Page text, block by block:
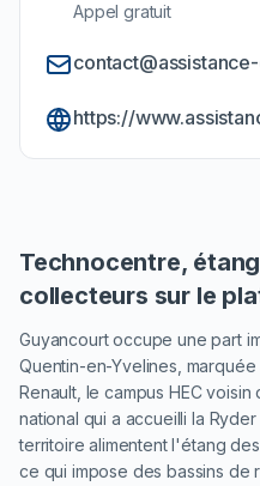
Appel gratuit
https://
Technocentre,
collecteurs sur le
Guyancourt occupe une part
Quentin-en-Yvelines,
Renault, le campus HEC
national qui a accueilli la
territoire alimentent l'étang
ce qui impose des bassins de